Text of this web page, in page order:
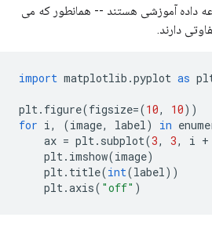
داده آموزشی هستند -- همانطور که می
دارند.
import matplotlib .pyplot as
plt. figure(figsize=(10, 10))
for i, (image, label) in
ax = plt. subplot(3, 3, i +
plt. imshow(image)
plt. title(int(label))
plt.axis( "off" )